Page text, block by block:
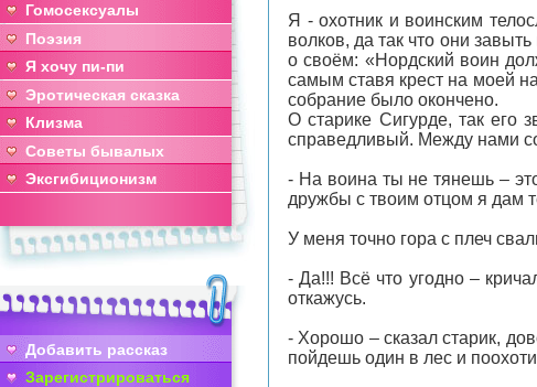
Гомосексуалы
Поэзия
Я хочу пи-пи
Эротическая сказка
Клизма
Советы бывалых
Эксгибиционизм
Добавить рассказ
Зарегистрироваться
Я - охотник и воинским
волков, да так что они
о своём: «Нордский воин
самым ставя крест на моей
собрание было окончено.
О старике Сигурде, так его
справедливый. Между нами
- На воина ты не тянешь –
дружбы с твоим отцом я дам
У меня точно гора с плеч
- Да!!! Всё что угодно –
откажусь.
- Хорошо – сказал старик,
пойдешь один в лес и